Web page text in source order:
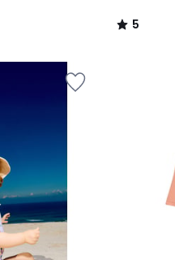
5
/